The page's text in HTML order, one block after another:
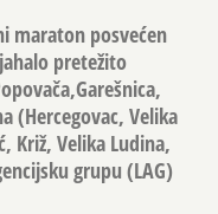
maraton posvećen
pretežito
(Hercegovac, Velika
Križ, Velika Ludina,
grupu (LAG)